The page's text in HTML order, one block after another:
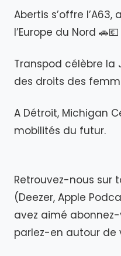
Abertis s’offre l’A63,
l’Europe du Nord 🚗💶
Transpod célèbre la
des droits des
A Détroit, Michigan
mobilités du futur.
Retrouvez-nous sur
(Deezer, Apple
avez aimé abonnez-
parlez-en autour de